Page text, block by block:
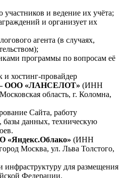
участников и ведение их учёта;
и организует их
агента (в случаях,
программы по вопросам её
и хостинг-провайдер
— ООО «ЛАНСЕЛОТ» (ИНН
область, г. Коломна,
Сайта, работу
базы данных, техническую
«Яндекс.Облако» (ИНН
Москва, ул. Льва Толстого,
инфраструктуру для размещения
Федерации.